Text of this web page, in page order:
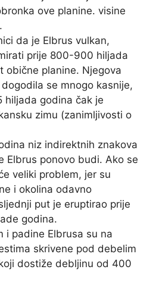
ove planine. visine
da je Elbrus vulkan,
prije 800-900 hiljada
obične planine. Njegova
se mnogo kasnije,
hiljada godina čak je
zimu (zanimljivosti o
niz indirektnih znakova
Elbrus ponovo budi. Ako se
veliki problem, jer su
i okolina odavno
put je eruptirao prije
godina.
i padine Elbrusa su na
skrivene pod debelim
dostiže debljinu od 400